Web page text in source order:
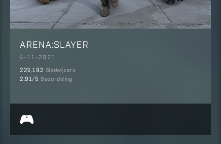
ARENA:SLAYER
4-11-2021
229,192 Bladwijzers
2.91/5 Beoordeling